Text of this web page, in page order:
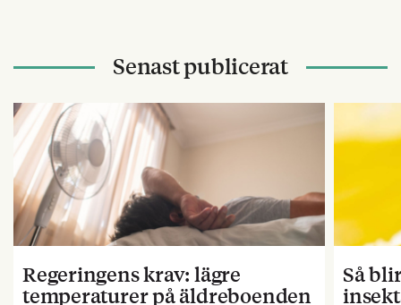
Senast publicerat
Regeringens krav: lägre
temperaturer på äldreboenden
Så